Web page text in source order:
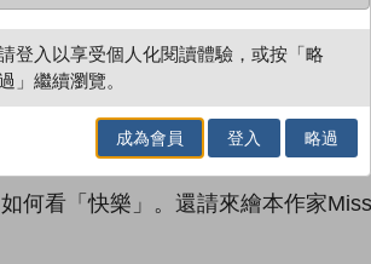
借閱實體書
何看「快樂」。還請來繪本作家
登入以享受個人化閱讀體驗，或按「略
」繼續瀏覽。
成為會員 登入 略過